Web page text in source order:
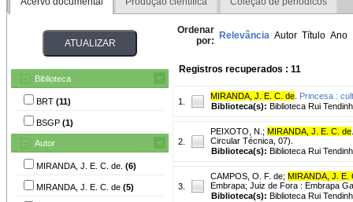
Biblioteca
BRT (11)
BSGP (1)
Autor
MIRANDA, J. E. C. de. (6)
MIRANDA, J. E. C. de (5)
Ordenar
por: Relevância Autor Título Ano
Registros recuperados : 11
1.
MIRANDA, J. E. C. de Princesa :
Biblioteca(s): Biblioteca Rui
2.
PEIXOTO, N. ; MIRANDA, J. E. C. de
Circular Técnica, 07).
Biblioteca(s): Biblioteca Rui
3.
CAMPOS, O. F. de; MIRANDA, J. E.
Embrapa; Juiz de Fora : Embrapa
Biblioteca(s): Biblioteca Rui